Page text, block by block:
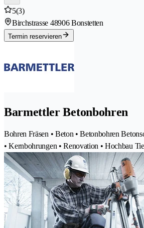
5(3)
Birchstrasse 48906 Bonstetten
Termin reservieren
Barmettler Betonbohren
Bohren Fräsen • Beton • Betonbohren
• Kernbohrungen • Renovation • Hochbau